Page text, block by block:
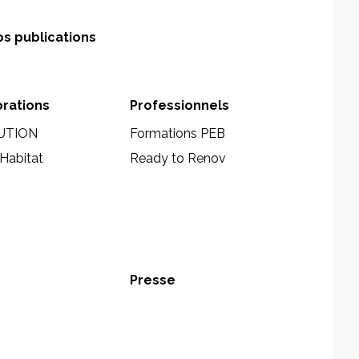
publications
Professionnels
Formations PEB
Ready to Renov
Presse